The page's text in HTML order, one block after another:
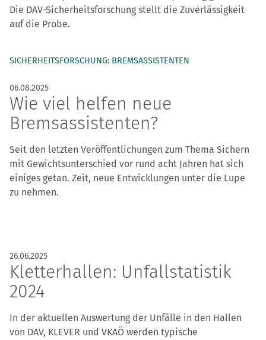
Die DAV-Sicherheitsforschung stellt die Zuverlässigkeit
auf die Probe.
SICHERHEITSFORSCHUNG: BREMSASSISTENTEN
06.08.2025
Wie viel helfen neue
Bremsassistenten?
Seit den letzten Veröffentlichungen zum Thema Sichern
mit Gewichtsunterschied vor rund acht Jahren hat sich
einiges getan. Zeit, neue Entwicklungen unter die Lupe
zu nehmen.
26.06.2025
Kletterhallen: Unfallstatistik
2024
In der aktuellen Auswertung der Unfälle in den Hallen
von DAV, KLEVER und VKAÖ werden typische